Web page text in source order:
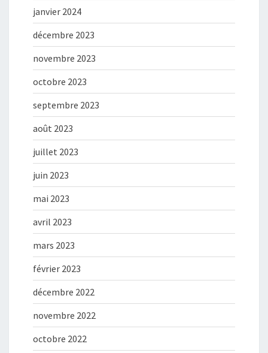
janvier 2024
décembre 2023
novembre 2023
octobre 2023
septembre 2023
août 2023
juillet 2023
juin 2023
mai 2023
avril 2023
mars 2023
février 2023
décembre 2022
novembre 2022
octobre 2022